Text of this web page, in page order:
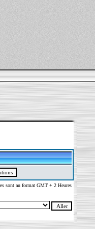
sont au format GMT + 2 Heures